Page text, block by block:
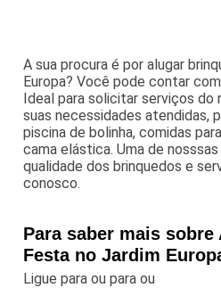
A sua procura é por alugar
Europa? Você pode contar
Ideal para solicitar serviços
suas necessidades atendidas,
piscina de bolinha, comidas
cama elástica. Uma de
qualidade dos brinquedos e
conosco.
Para saber mais
Festa no Jardim
Ligue paraou paraou